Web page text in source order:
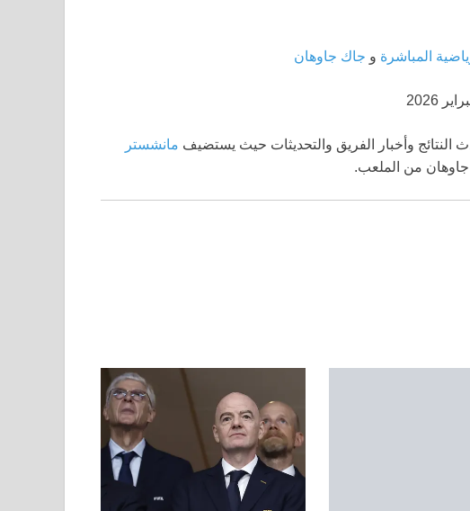
المباشرة و جاك جاوهان
النتائج وأخبار الفريق والتحديثات حيث يستضيف مانشستر
من الملعب.